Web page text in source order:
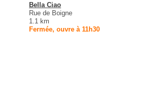
Bella Ciao
Rue de Boigne
1.1 km
Fermée, ouvre à 11h30